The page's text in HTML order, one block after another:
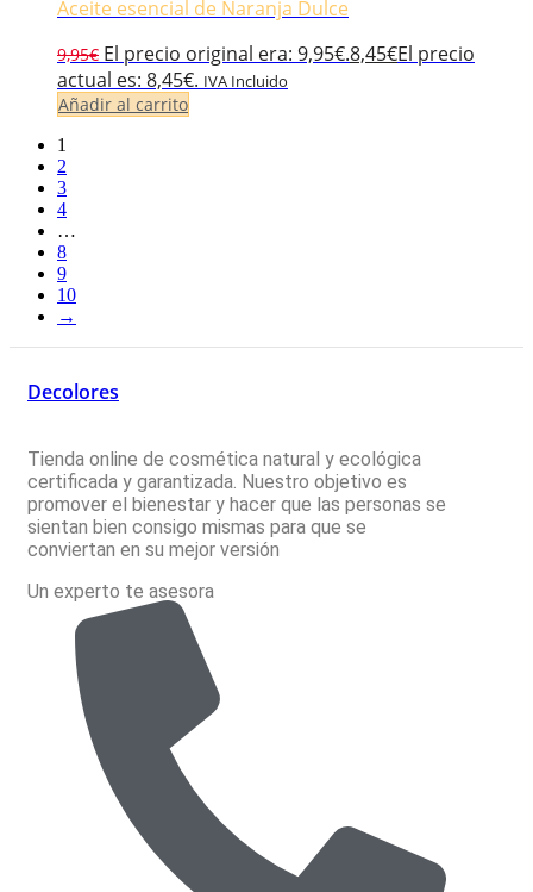
Aceite esencial de Naranja Dulce
9,95€ El precio original era: 9,95€.8,45€El precio
actual es: 8,45€. IVA Incluido
Añadir al carrito
1
2
3
4
…
8
9
10
→
Decolores
Tienda online de cosmética natural y ecológica
certificada y garantizada. Nuestro objetivo es
promover el bienestar y hacer que las personas se
sientan bien consigo mismas para que se
conviertan en su mejor versión
Un experto te asesora